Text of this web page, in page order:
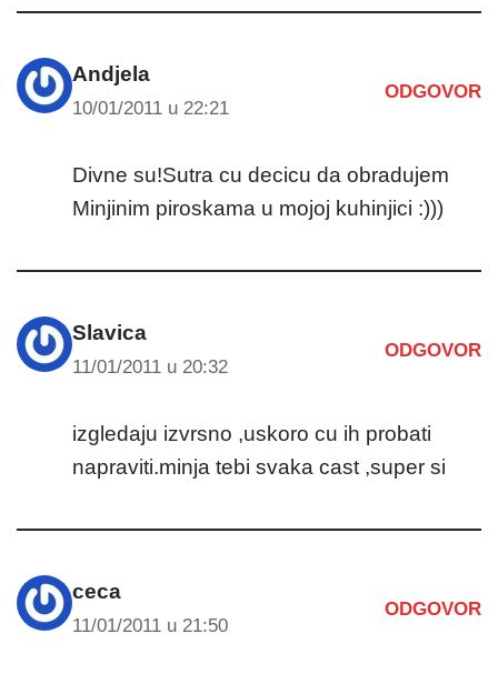
Andjela
10/01/2011 u 22:21
ODGOVOR
Divne su!Sutra cu decicu da obradujem
Minjinim piroskama u mojoj kuhinjici :)))
Slavica
11/01/2011 u 20:32
ODGOVOR
izgledaju izvrsno ,uskoro cu ih probati
napraviti.minja tebi svaka cast ,super si
ceca
11/01/2011 u 21:50
ODGOVOR